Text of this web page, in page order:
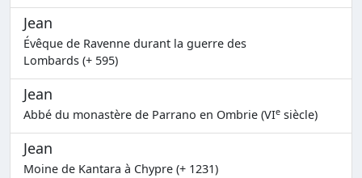
Jean
Évêque de Ravenne durant la guerre des
Lombards (+ 595)
Jean
Abbé du monastère de Parrano en Ombrie (VIe siècle)
Jean
Moine de Kantara à Chypre (+ 1231)